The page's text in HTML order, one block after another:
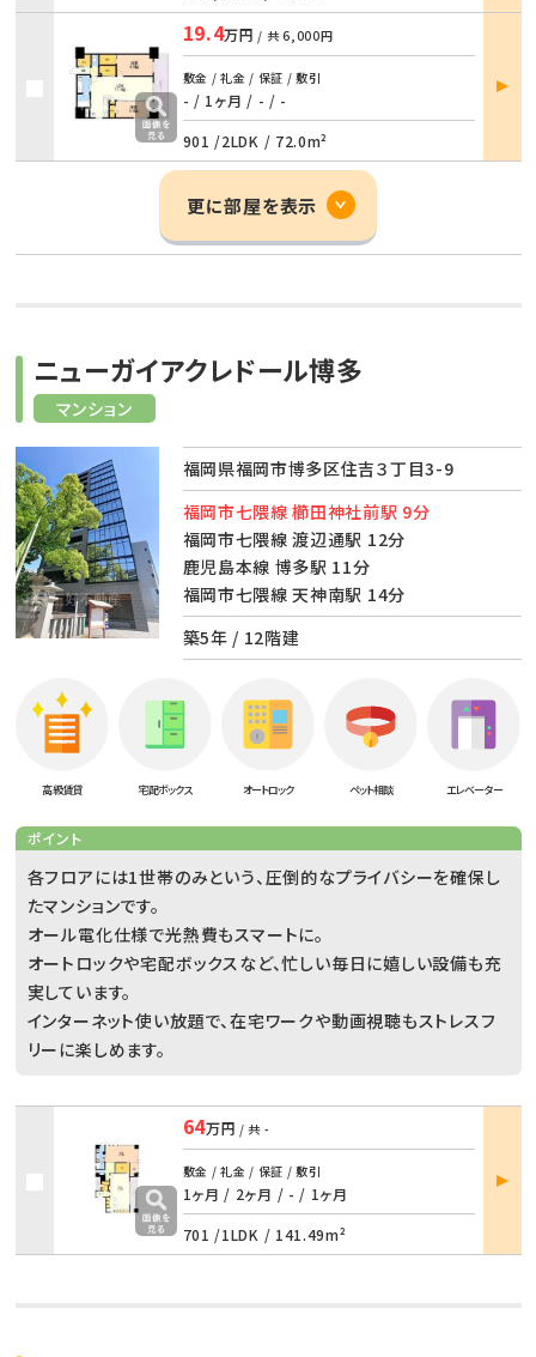
19.4万円 / 共6,000円
敷金 / 礼金 / 保証 / 敷引
- / 1ヶ月 / - / -
901 /2LDK / 72.0m²
部屋
詳細
更に部屋を表示
マンション
ニューガイアクレドール博多
福岡県福岡市博多区住吉３丁目3-9
福岡市七隈線 櫛田神社前駅 9分
福岡市七隈線 渡辺通駅 12分
鹿児島本線 博多駅 11分
福岡市七隈線 天神南駅 14分
築5年 / 12階建
高級賃貸 宅配ボックス オートロック ペット相談 エレベーター
ポイント
各フロアには1世帯のみという、圧倒的なプライバシーを確保し
たマンションです。
オール電化仕様で光熱費もスマートに。
オートロックや宅配ボックスなど、忙しい毎日に嬉しい設備も充
実しています。
インターネット使い放題で、在宅ワークや動画視聴もストレスフ
リーに楽しめます。
64万円 / 共 -
敷金 / 礼金 / 保証 / 敷引
1ヶ月 / 2ヶ月 / - / 1ヶ月
701 /1LDK / 141.49m²
部屋
詳細